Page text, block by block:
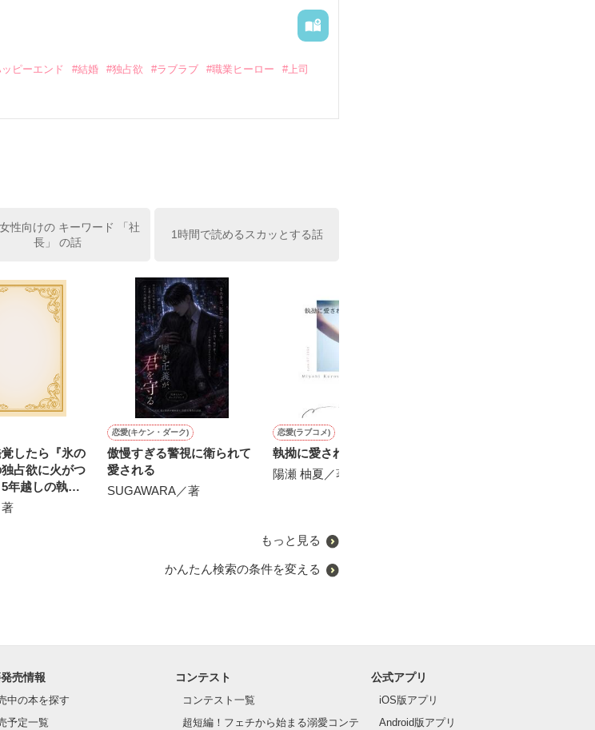
き出す。
作品を読む
ピーエンド #結婚 #独占欲 #ラブラブ #職業ヒーロー #上司
いか』といきなりプロポーズをしてきた上、同居まで提案
なぜか想像以上に甘くて……🐥💓🦅
です。
〜良かったら読んで頂けると嬉しいです。
作品を読む
性向けの キーワード 「社
長」 の話
1時間で読めるスカッとする話
したら『氷の
占欲に火がつ
年越しの執念
れ、逃げ場の
恋愛(キケン・ダーク)
傲慢すぎる警視に衛られて
愛される
SUGAWARA／著
恋愛(ラブコメ)
執拗に愛されて、愛して
陽瀬 柚夏／著
もっと見る
かんたん検索の条件を変える
売情報
中の本を探す
予定一覧
コンテスト
コンテスト一覧
超短編！フェチから始まる溺愛コンテ
公式アプリ
iOS版アプリ
Android版アプリ